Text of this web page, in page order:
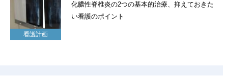
看護計画
化膿性脊椎炎の2つの基本的治療、抑えておきた
い看護のポイント